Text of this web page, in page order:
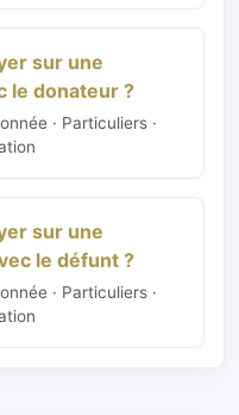
sur une
le donateur ?
· Particuliers ·
sur une
le défunt ?
· Particuliers ·